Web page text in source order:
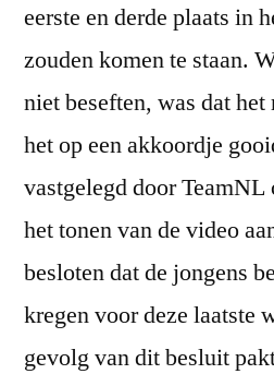
eerste en derde plaats in
zouden komen te staan.
niet beseften, was dat
het op een akkoordje
vastgelegd door
het tonen van de video
besloten dat de jongens
kregen voor deze laatste
gevolg van dit besluit